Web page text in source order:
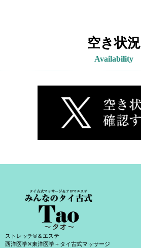
空き状況
Availability
ストレッチ®＆エステ
西洋医学✕東洋医学＋タイ古式マッサージ